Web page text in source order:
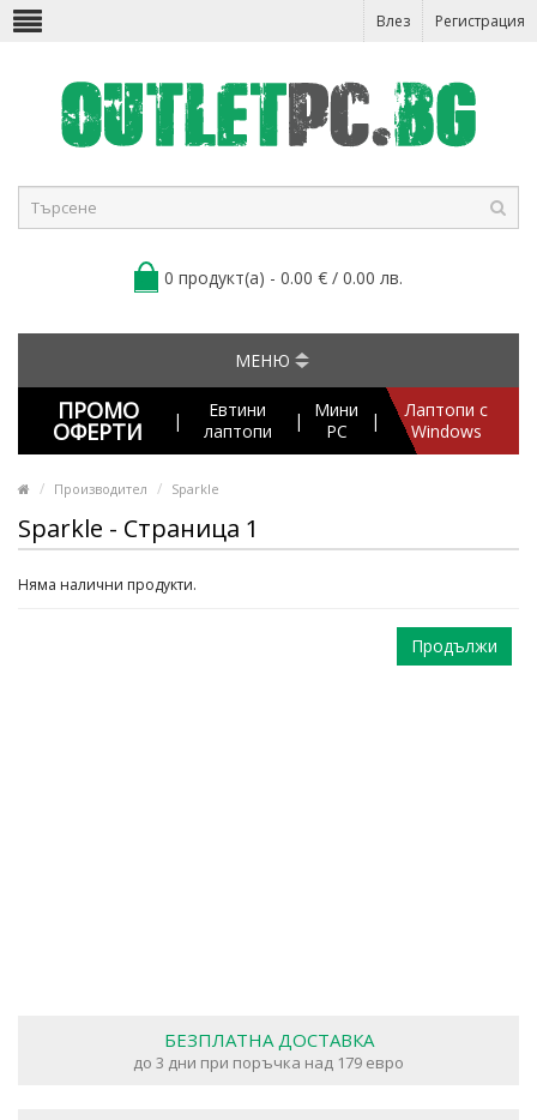
Влез Регистрация
0 продукт(а) - 0.00 € / 0.00 лв.
МЕНЮ
ПРОМО
ОФЕРТИ |
Евтини
лаптопи
|
Мини
PC
|
Лаптопи с
Windows
Производител Sparkle
Sparkle - Страница 1
Няма налични продукти.
Продължи
БЕЗПЛАТНА ДОСТАВКА
до 3 дни при поръчка над 179 евро